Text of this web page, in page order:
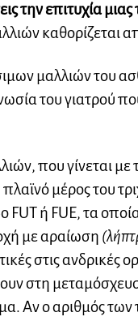
την επιτυχία
καθορίζεται
μαλλιών του
του γιατρού
που γίνεται με
μέρος του
FUT ή FUE, τα
με αραίωση
στις ανδρικές
στη
Αν ο αριθμός των